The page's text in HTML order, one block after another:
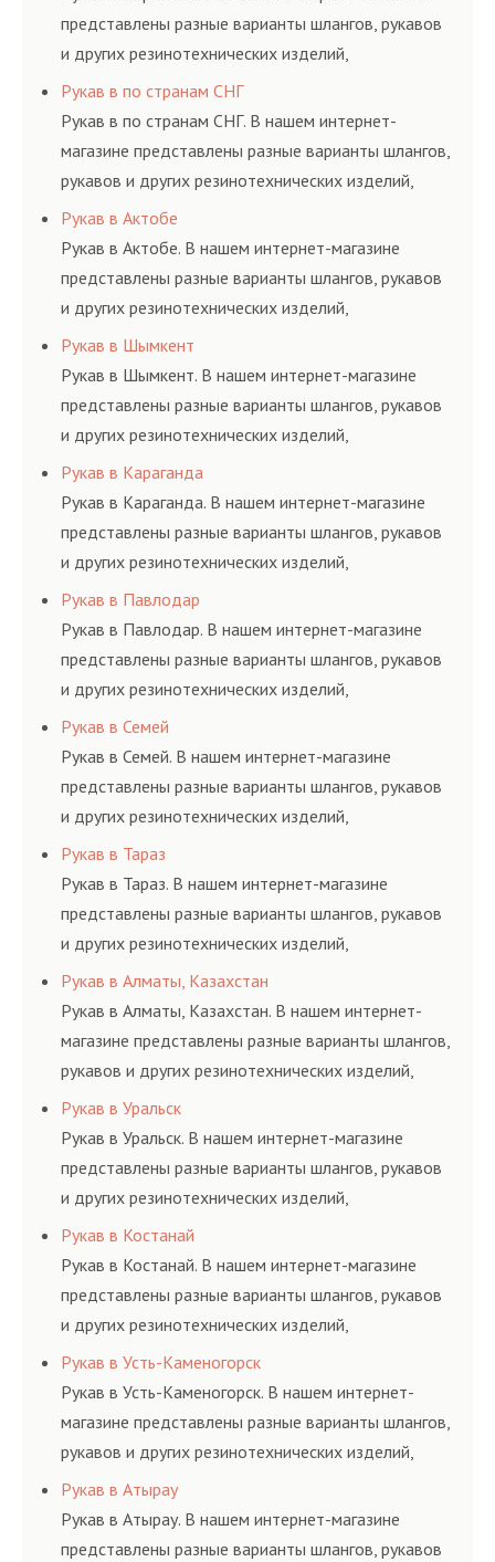
представлены разные варианты шлангов, рукавов
и других резинотехнических изделий,
соответствующих ГОСТам, техническим условиям
и нормативам.
Рукав в по странам СНГ
Рукав в по странам СНГ. В нашем интернет-
магазине представлены разные варианты шлангов,
рукавов и других резинотехнических изделий,
соответствующих ГОСТам, техническим условиям
и нормативам.
Рукав в Актобе
Рукав в Актобе. В нашем интернет-магазине
представлены разные варианты шлангов, рукавов
и других резинотехнических изделий,
соответствующих ГОСТам, техническим условиям
и нормативам.
Рукав в Шымкент
Рукав в Шымкент. В нашем интернет-магазине
представлены разные варианты шлангов, рукавов
и других резинотехнических изделий,
соответствующих ГОСТам, техническим условиям
и нормативам.
Рукав в Караганда
Рукав в Караганда. В нашем интернет-магазине
представлены разные варианты шлангов, рукавов
и других резинотехнических изделий,
соответствующих ГОСТам, техническим условиям
и нормативам.
Рукав в Павлодар
Рукав в Павлодар. В нашем интернет-магазине
представлены разные варианты шлангов, рукавов
и других резинотехнических изделий,
соответствующих ГОСТам, техническим условиям
и нормативам.
Рукав в Семей
Рукав в Семей. В нашем интернет-магазине
представлены разные варианты шлангов, рукавов
и других резинотехнических изделий,
соответствующих ГОСТам, техническим условиям
и нормативам.
Рукав в Тараз
Рукав в Тараз. В нашем интернет-магазине
представлены разные варианты шлангов, рукавов
и других резинотехнических изделий,
соответствующих ГОСТам, техническим условиям
и нормативам.
Рукав в Алматы, Казахстан
Рукав в Алматы, Казахстан. В нашем интернет-
магазине представлены разные варианты шлангов,
рукавов и других резинотехнических изделий,
соответствующих ГОСТам, техническим условиям
и нормативам.
Рукав в Уральск
Рукав в Уральск. В нашем интернет-магазине
представлены разные варианты шлангов, рукавов
и других резинотехнических изделий,
соответствующих ГОСТам, техническим условиям
и нормативам.
Рукав в Костанай
Рукав в Костанай. В нашем интернет-магазине
представлены разные варианты шлангов, рукавов
и других резинотехнических изделий,
соответствующих ГОСТам, техническим условиям
и нормативам.
Рукав в Усть-Каменогорск
Рукав в Усть-Каменогорск. В нашем интернет-
магазине представлены разные варианты шлангов,
рукавов и других резинотехнических изделий,
соответствующих ГОСТам, техническим условиям
и нормативам.
Рукав в Атырау
Рукав в Атырау. В нашем интернет-магазине
представлены разные варианты шлангов, рукавов